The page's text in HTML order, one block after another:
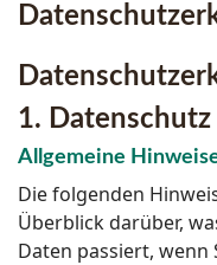
1.
Allgemeine
Die folgenden
Überblick darüber,
Daten passiert, wenn